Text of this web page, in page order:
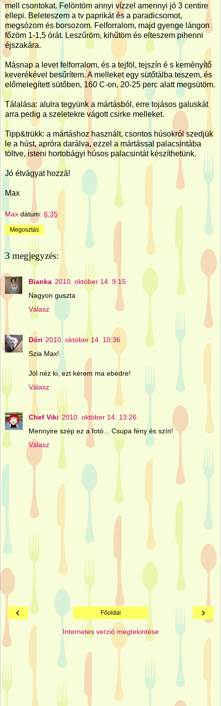
mell csontokat. Felöntöm annyi vízzel amennyi jó 3 centire
ellepi. Beleteszem a tv paprikát és a paradicsomot,
megsózom és borsozom. Felforralom, majd gyenge lángon
főzöm 1-1,5 órát. Leszűröm, kihűtöm és elteszem pihenni
éjszakára.
Másnap a levet felforralom, és a tejföl, tejszín é s keményítő
keverékével besűrítem. A melleket egy sütőtálba teszem, és
előmelegített sütőben, 160 C-on, 20-25 perc alatt megsütöm.
Tálalása: alulra tegyünk a mártásból, erre tojásos galuskát
arra pedig a szeletekre vágott csirke melleket.
Tipp&trükk: a mártáshoz használt, csontos húsokról szedjük
le a húst, apróra darálva, ezzel a mártással palacsintába
töltve, isteni hortobágyi húsos palacsintát készíthetünk.
Jó étvágyat hozzá!
Max
Max dátum: 6:35
Megosztás
3 megjegyzés:
Bianka 2010. október 14. 9:15
Nagyon guszta
Válasz
Dóri 2010. október 14. 10:36
Szia Max!
Jól néz ki, ezt kérem ma ebédre!
Válasz
Chef Viki 2010. október 14. 13:26
Mennyire szép ez a fotó... Csupa fény és szín!
Válasz
‹ ›
Főoldal
Internetes verzió megtekintése